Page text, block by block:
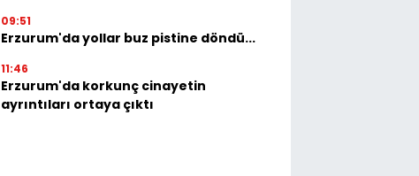
09:51
Erzurum'da yollar buz pistine döndü...
11:46
Erzurum'da korkunç cinayetin
ayrıntıları ortaya çıktı